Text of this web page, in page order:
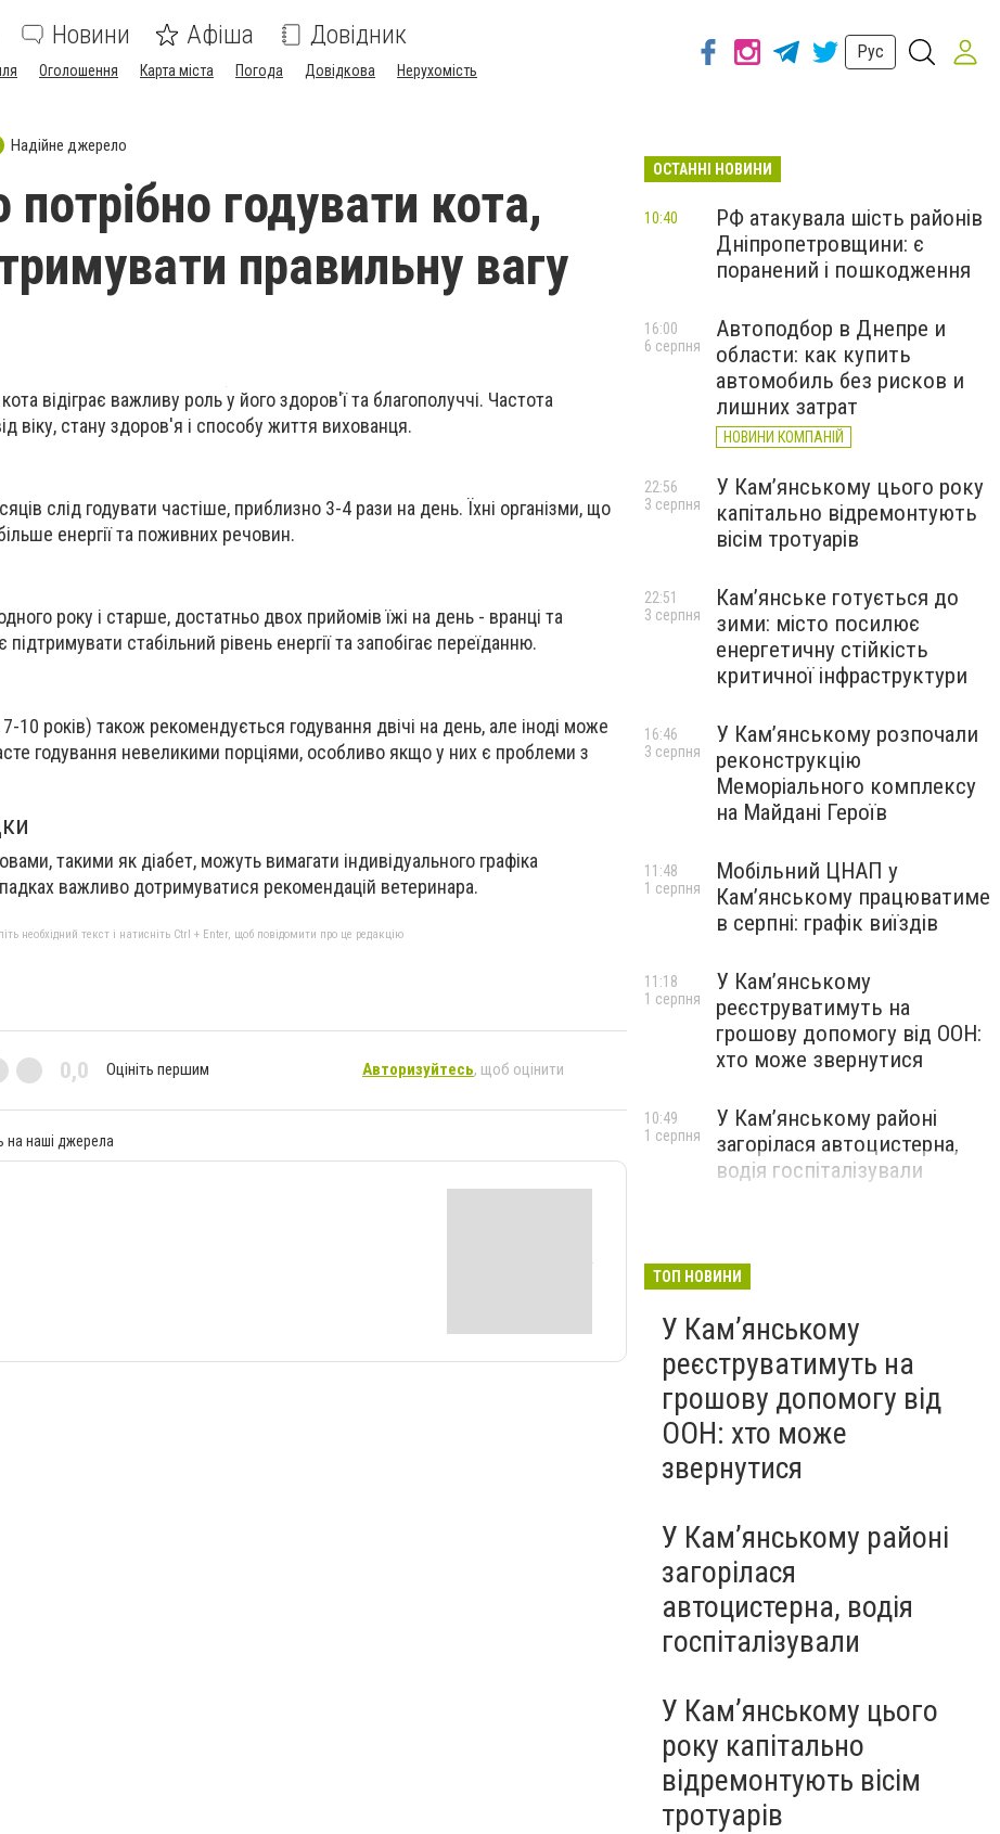
Новини Афіша Довідник
Оголошення Карта міста Погода Довідкова Нерухомість
Рус
Надійне джерело
потрібно годувати кота,
правильну вагу
відіграє важливу роль у його здоров'ї та благополуччі. Частота
віку, стану здоров'я і способу життя вихованця.
слід годувати частіше, приблизно 3-4 рази на день. Їхні організми, що
енергії та поживних речовин.
року і старше, достатньо двох прийомів їжі на день - вранці та
стабільний рівень енергії та запобігає переїданню.
10 років) також рекомендується годування двічі на день, але іноді може
годування невеликими порціями, особливо якщо у них є проблеми з
такими як діабет, можуть вимагати індивідуального графіка
важливо дотримуватися рекомендацій ветеринара.
необхідний текст і натисніть Ctrl + Enter, щоб повідомити про це редакцію
0,0 Оцініть першим Авторизуйтесь, щоб оцінити
на наші джерела
ОСТАННІ НОВИНИ
РФ атакувала шість районів
Дніпропетровщини: є
поранений і пошкодження
10:40
Автоподбор в Днепре и
области: как купить
автомобиль без рисков и
лишних затрат
НОВИНИ КОМПАНІЙ
16:00
6 серпня
У Кам’янському цього року
капітально відремонтують
вісім тротуарів
22:56
3 серпня
Кам’янське готується до
зими: місто посилює
енергетичну стійкість
критичної інфраструктури
22:51
3 серпня
У Кам’янському розпочали
реконструкцію
Меморіального комплексу
на Майдані Героїв
16:46
3 серпня
Мобільний ЦНАП у
Кам’янському працюватиме
в серпні: графік виїздів
11:48
1 серпня
У Кам’янському
реєструватимуть на
грошову допомогу від ООН:
хто може звернутися
11:18
1 серпня
У Кам’янському районі
загорілася автоцистерна,
водія госпіталізували
10:49
1 серпня
ТОП НОВИНИ
У Кам’янському
реєструватимуть на
грошову допомогу від
ООН: хто може
звернутися
У Кам’янському районі
загорілася
автоцистерна, водія
госпіталізували
У Кам’янському цього
року капітально
відремонтують вісім
тротуарів